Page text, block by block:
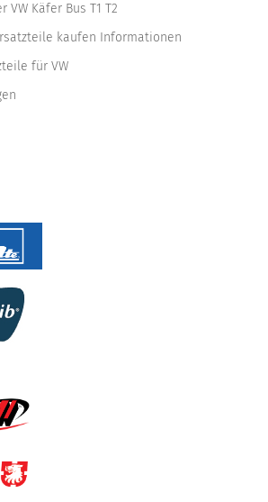
VW Käfer Bus T1 T2
kaufen Informationen
für VW